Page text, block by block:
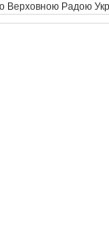
Верховною Радою